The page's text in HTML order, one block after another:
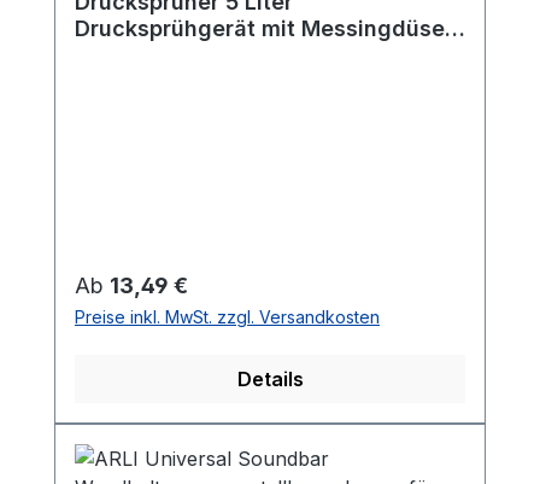
Drucksprühgerät mit Messingdüse
Regulärer Preis:
Ab 13,49 €
Preise inkl. MwSt. zzgl. Versandkosten
Details